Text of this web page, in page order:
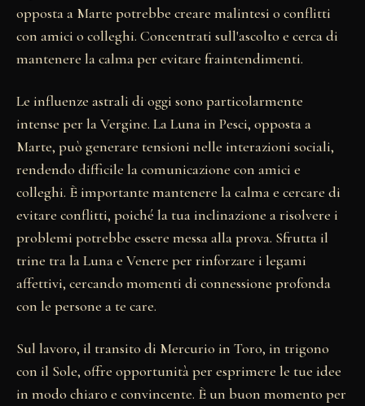
opposta a Marte potrebbe creare malintesi o conflitti
con amici o colleghi. Concentrati sull'ascolto e cerca di
mantenere la calma per evitare fraintendimenti.
Le influenze astrali di oggi sono particolarmente
intense per la Vergine. La Luna in Pesci, opposta a
Marte, può generare tensioni nelle interazioni sociali,
rendendo difficile la comunicazione con amici e
colleghi. È importante mantenere la calma e cercare di
evitare conflitti, poiché la tua inclinazione a risolvere i
problemi potrebbe essere messa alla prova. Sfrutta il
trine tra la Luna e Venere per rinforzare i legami
affettivi, cercando momenti di connessione profonda
con le persone a te care.
Sul lavoro, il transito di Mercurio in Toro, in trigono
con il Sole, offre opportunità per esprimere le tue idee
in modo chiaro e convincente. È un buon momento per